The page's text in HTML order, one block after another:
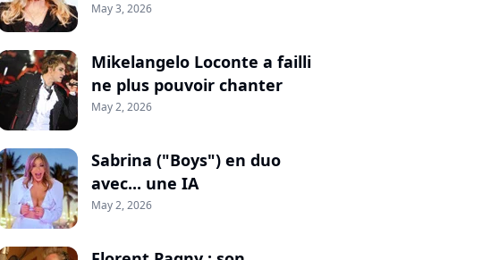
May 3, 2026
Mikelangelo Loconte a failli
ne plus pouvoir chanter
May 2, 2026
Sabrina ("Boys") en duo
avec... une IA
May 2, 2026